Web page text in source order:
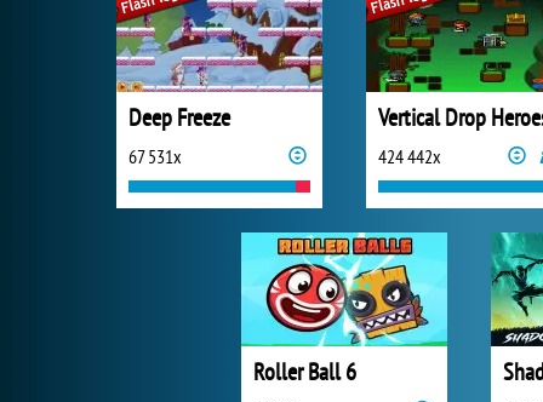
Deep Freeze
67 531x
Vertical Drop
424 442x
Roller Ball 6